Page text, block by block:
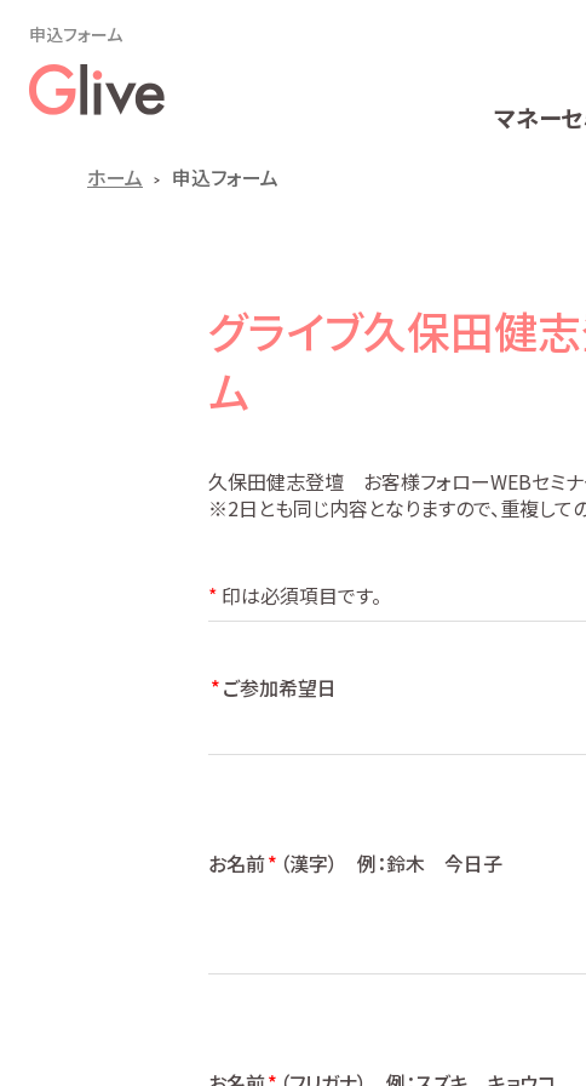
申込フォーム
マネー
ホーム 申込フォーム
グライブ久保田健
ム
久保田健志登壇 お客様フォローWEBセミナ
※2日とも同じ内容となりますので、重複して
* 印は必須項目です。
*ご参加希望日
お名前* （漢字） 例：鈴木 今日子